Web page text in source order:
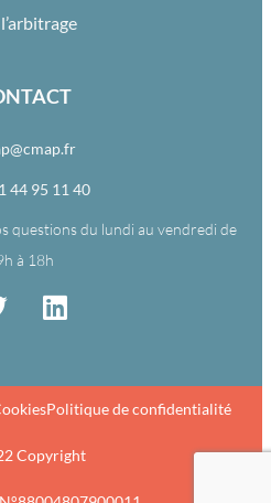
44 95 11 40
questions du lundi au vendredi de
à 18h
Politique de confidentialité
Copyright